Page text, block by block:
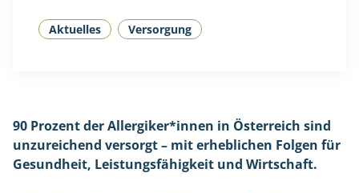
Aktuelles Versorgung
90 Prozent der Allergiker*innen in Österreich sind
unzureichend versorgt – mit erheblichen Folgen für
Gesundheit, Leistungsfähigkeit und Wirtschaft.